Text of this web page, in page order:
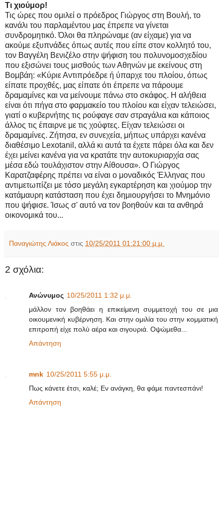
Τι χιούμορ!
Τις ώρες που ομιλεί ο πρόεδρος Γιώργος στη Βουλή, το
κανάλι του παρλαμέντου μας έπρεπε να γίνεται
συνδρομητικό. Όλοι θα πληρώναμε (αν είχαμε) για να
ακούμε εξυπνάδες όπως αυτές που είπε στον κολλητό του,
τον Βαγγέλη Βενιζέλο στην ψήφιση του πολυνομοσχεδίου
που εξισώνει τους μισθούς των Αθηνών με εκείνους στη
Βομβάη: «Κύριε Αντιπρόεδρε ή ύπαρχε του πλοίου, όπως
είπατε προχθές, μας είπατε ότι έπρεπε να πάρουμε
δραμαμίνες και να μείνουμε πάνω στο σκάφος. Η αλήθεια
είναι ότι πήγα στο φαρμακείο του πλοίου και είχαν τελειώσει,
γιατί ο κυβερνήτης τις ρούφαγε σαν στραγάλια και κάποιος
άλλος τις έπαιρνε με τις χούφτες. Είχαν τελειώσει οι
δραμαμίνες. Ζήτησα, εν συνεχεία, μήπως υπάρχει κανένα
διαθέσιμο Lexotanil, αλλά κι αυτά τα έχετε πάρει όλα και δεν
έχει μείνει κανένα για να κρατάτε την αυτοκυριαρχία σας
μέσα εδώ τουλάχιστον στην Αίθουσα». Ο Γιώργος
Καρατζαφέρης πρέπει να είναι ο μοναδικός Έλληνας που
αντιμετωπίζει με τόσο μεγάλη εγκαρτέρηση και χιούμορ την
κατάμαυρη κατάσταση που έχει δημιουργήσει το Μνημόνιο
που ψήφισε. Ίσως σ' αυτό να τον βοηθούν και τα ανθηρά
οικονομικά του...
Παναγιώτης Λιάκος στις 10/25/2011 01:21:00 μ.μ.
2 σχόλια:
Ανώνυμος 10/25/2011 1:32 μ.μ.
μάλλον τον βοηθάει η επικείμενη συμμετοχή του σε μια
οικουμενική κυβέρνηση. Και στην ομιλία του στην κομματική
επιτροπή είχε πολύ αέρα και σιγουριά. Οψώμεθα...
Απάντηση
mnk 10/25/2011 5:55 μ.μ.
Πως κάνετε έτσι, καλέ; Εν ανάγκη, θα φάμε παντεσπάνι!
Απάντηση